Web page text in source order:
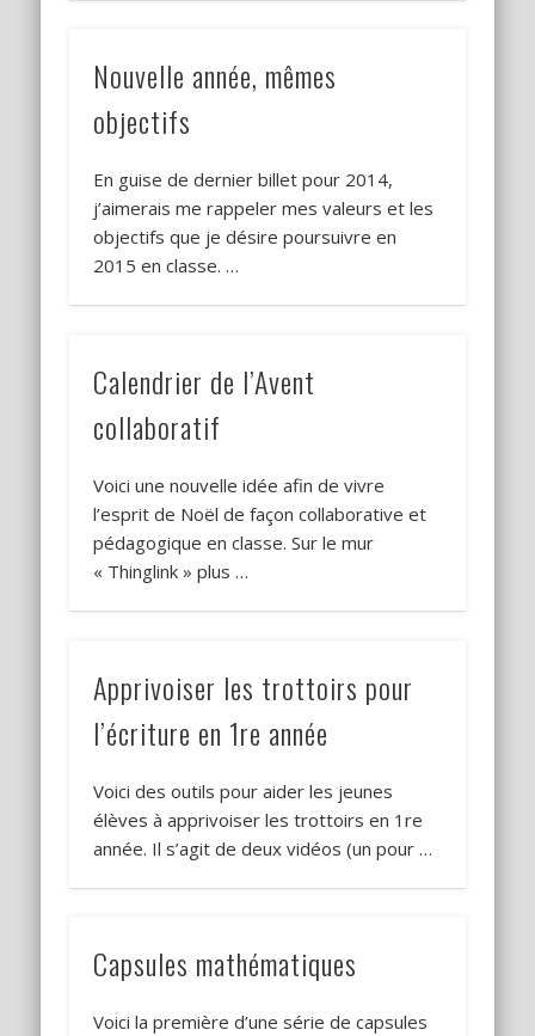
Nouvelle année, mêmes
objectifs
En guise de dernier billet pour 2014,
j’aimerais me rappeler mes valeurs et les
objectifs que je désire poursuivre en
2015 en classe. …
Calendrier de l’Avent
collaboratif
Voici une nouvelle idée afin de vivre
l’esprit de Noël de façon collaborative et
pédagogique en classe. Sur le mur
« Thinglink » plus …
Apprivoiser les trottoirs pour
l’écriture en 1re année
Voici des outils pour aider les jeunes
élèves à apprivoiser les trottoirs en 1re
année. Il s’agit de deux vidéos (un pour …
Capsules mathématiques
Voici la première d’une série de capsules